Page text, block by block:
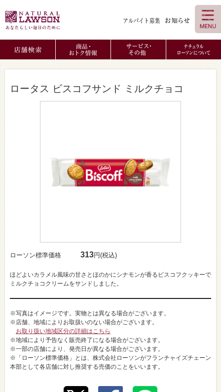
ロータス ビスコフサンド ミルクチョコ
ローソン標準価格 313円(税込)
ほどよいカラメル風味の甘さとほのかにシナモンが香るビスコフクッキーで
ミルクチョコクリームをサンドしました。
※写真はイメージです。実物とは異なる場合がございます。
※店舗、地域によりお取扱いのない場合がございます。
お取り扱い地域区分の詳細はこちら
※地域により予告なく販売終了になる場合がございます。
※一部の店舗により、発売日が異なる場合がございます。
※「ローソン標準価格」とは、株式会社ローソンがフランチャイズチェーン
本部として各店舗に対し推奨する売価のことをいいます。